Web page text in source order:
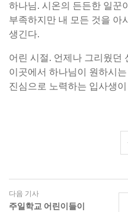
하나님. 시온의 든든한 일꾼
부족하지만 내 모든 것을 아
생긴다.
어린 시절. 언제나 그리웠던
이곳에서 하나님이 원하시
진심으로 노력하는 입사생
다음 기사
주일학교 어린이들이